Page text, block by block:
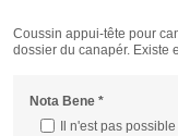
Coussin appui-tête pour
dossier du canapér. Existe
Nota Bene *
Il n'est pas